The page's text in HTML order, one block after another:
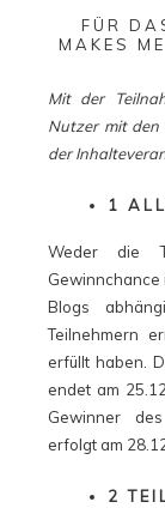
FÜR
MAKES
Mit der
Nutzer mit den
der
1
Weder die
Gewinnchance
Blogs
Teilnehmern
erfüllt haben.
endet am
Gewinner
erfolgt am
2